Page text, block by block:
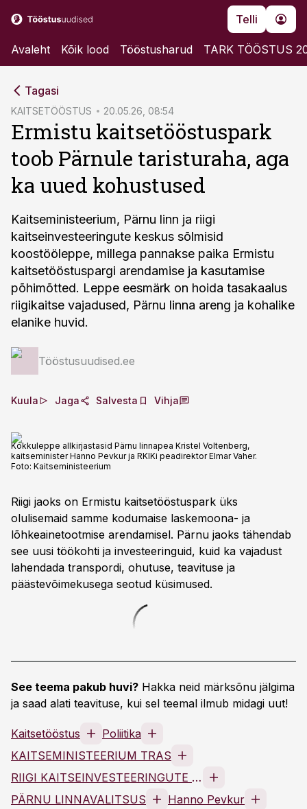
Telli
Avaleht Kõik lood Tööstusharud TARK TÖÖSTUS
Tagasi
KAITSETÖÖSTUS 20.05.26, 08:54
Ermistu kaitsetööstuspark
toob Pärnule taristuraha, aga
ka uued kohustused
Kaitseministeerium, Pärnu linn ja riigi
kaitseinvesteeringute keskus sõlmisid
koostööleppe, millega pannakse paika Ermistu
kaitsetööstuspargi arendamise ja kasutamise
põhimõtted. Leppe eesmärk on hoida tasakaalus
riigikaitse vajadused, Pärnu linna areng ja kohalike
elanike huvid.
Tööstusuudised.ee
Kuula Jaga Salvesta Vihja
Kokkuleppe allkirjastasid Pärnu linnapea Kristel Voltenberg,
kaitseminister Hanno Pevkur ja RKIKi peadirektor Elmar Vaher.
Foto: Kaitseministeerium
Riigi jaoks on Ermistu kaitsetööstuspark üks
olulisemaid samme kodumaise laskemoona- ja
lõhkeainetootmise arendamisel. Pärnu jaoks tähendab
see uusi töökohti ja investeeringuid, kuid ka vajadust
lahendada transpordi, ohutuse, teavituse ja
päästevõimekusega seotud küsimused.
See teema pakub huvi? Hakka neid märksõnu jälgima
ja saad alati teavituse, kui sel teemal ilmub midagi uut!
Kaitsetööstus
Poliitika
KAITSEMINISTEERIUM TRAS
RIIGI KAITSEINVESTEERINGUTE KESKUS TRAS
PÄRNU LINNAVALITSUS
Hanno Pevkur